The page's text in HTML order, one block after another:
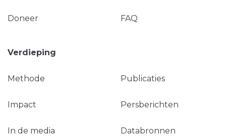
Doneer FAQ
Verdieping
Methode Publicaties
Impact Persberichten
In de media Databronnen